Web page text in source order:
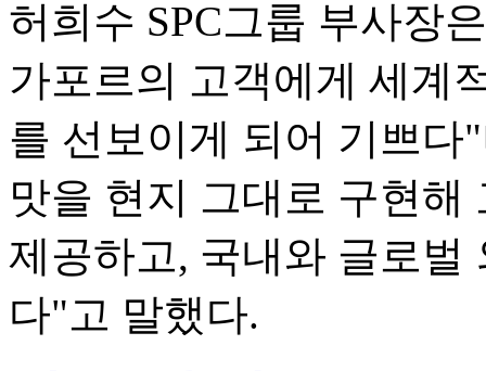
허희수 SPC그룹 부사장
가포르의 고객에게 세계
를 선보이게 되어 기쁘
맛을 현지 그대로 구현
제공하고, 국내와 글로벌
다"고 말했다.